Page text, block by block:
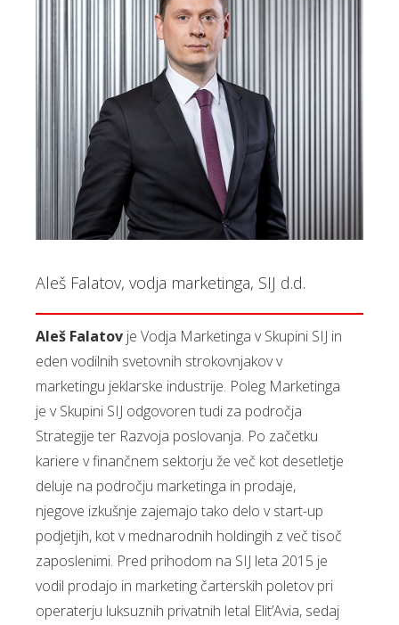
Aleš Falatov, vodja marketinga, SIJ d.d.
Aleš Falatov je Vodja Marketinga v Skupini SIJ in
eden vodilnih svetovnih strokovnjakov v
marketingu jeklarske industrije. Poleg Marketinga
je v Skupini SIJ odgovoren tudi za področja
Strategije ter Razvoja poslovanja. Po začetku
kariere v finančnem sektorju že več kot desetletje
deluje na področju marketinga in prodaje,
njegove izkušnje zajemajo tako delo v start-up
podjetjih, kot v mednarodnih holdingih z več tisoč
zaposlenimi. Pred prihodom na SIJ leta 2015 je
vodil prodajo in marketing čarterskih poletov pri
operaterju luksuznih privatnih letal Elit’Avia, sedaj